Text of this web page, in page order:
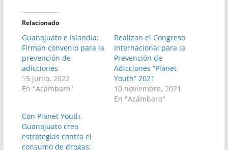
Relacionado
Guanajuato e Islandia:
Firman convenio para la
prevención de
adicciones
15 junio, 2022
En "Acámbaro"
Realizan el Congreso
Internacional para la
Prevención de
Adicciones “Planet
Youth” 2021
10 noviembre, 2021
En "Acámbaro"
Con Planet Youth,
Guanajuato crea
estrategias contra el
consumo de drogas: